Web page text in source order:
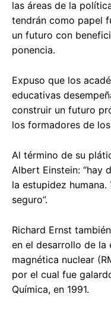
las áreas de la
tendrán como papel
un futuro con
ponencia.
Expuso que los
educativas
construir un futuro
los formadores de
Al término de su
Albert Einstein: “hay
la estupidez
seguro”.
Richard Ernst
en el desarrollo de la
magnética nuclear
por el cual fue
Química, en 1991.